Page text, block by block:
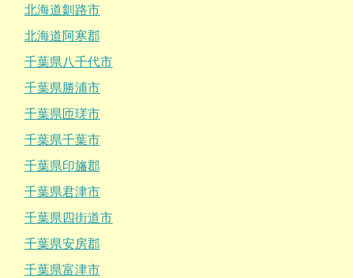
北海道釧路市
北海道阿寒郡
千葉県八千代市
千葉県勝浦市
千葉県匝瑳市
千葉県千葉市
千葉県印旛郡
千葉県君津市
千葉県四街道市
千葉県安房郡
千葉県富津市